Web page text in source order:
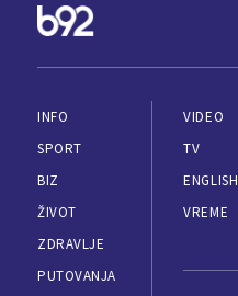
INFO
SPORT
BIZ
ŽIVOT
ZDRAVLJE
PUTOVANJA
VIDEO
TV
ENGLISH
VREME